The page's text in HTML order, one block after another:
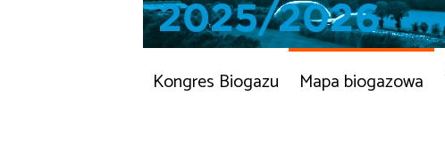
Kongres Biogazu Mapa biogazowa